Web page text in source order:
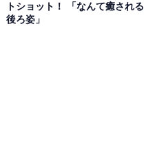
トショット！ 「なんて癒される
後ろ姿」